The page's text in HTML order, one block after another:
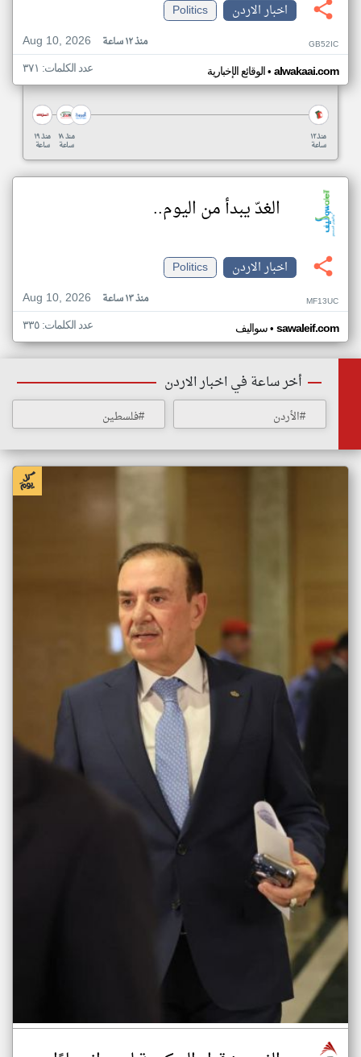
اخبار الاردن
Politics
Aug 10, 2026
منذ ١٢ ساعة GB52IC
الوقائع الإخبارية• alwakaai.com عدد الكلمات: ٣٧١
منذ ١٩
ساعة
منذ ١٨
ساعة
منذ ١٢
ساعة
الغدّ يبدأ من اليوم..
اخبار الاردن
Politics
Aug 10, 2026
منذ ١٣ ساعة MF13UC
سواليف• sawaleif.com عدد الكلمات: ٣٣٥
أخر ساعة في اخبار الاردن
#الأردن #فلسطين